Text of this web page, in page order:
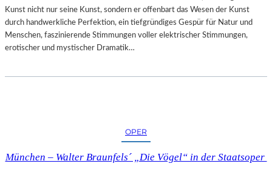
Kunst nicht nur seine Kunst, sondern er offenbart das Wesen der Kunst
durch handwerkliche Perfektion, ein tiefgründiges Gespür für Natur und
Menschen, faszinierende Stimmungen voller elektrischer Stimmungen,
erotischer und mystischer Dramatik…
OPER
München – Walter Braunfels´ „Die Vögel“ in der Staatsoper